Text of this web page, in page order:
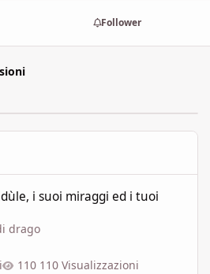
Follower
i suoi miraggi ed i tuoi
drago
110 Visualizzazioni